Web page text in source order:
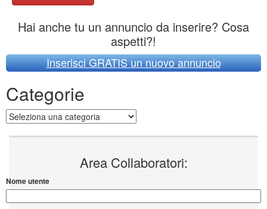
Hai anche tu un annuncio da inserire? Cosa
aspetti?!
Inserisci GRATIS un nuovo annuncio
Categorie
Categorie
Area Collaboratori:
Nome utente